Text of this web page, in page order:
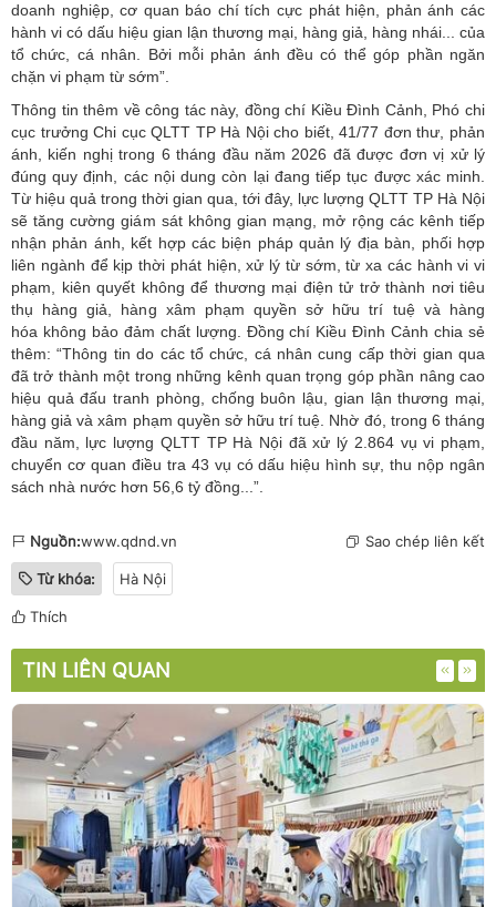
doanh nghiệp, cơ quan báo chí tích cực phát hiện, phản ánh các
hành vi có dấu hiệu gian lận thương mại, hàng giả, hàng nhái... của
tổ chức, cá nhân. Bởi mỗi phản ánh đều có thể góp phần ngăn
chặn vi phạm từ sớm”.
Thông tin thêm về công tác này, đồng chí Kiều Đình Cảnh, Phó chi
cục trưởng Chi cục QLTT TP Hà Nội cho biết, 41/77 đơn thư, phản
ánh, kiến nghị trong 6 tháng đầu năm 2026 đã được đơn vị xử lý
đúng quy định, các nội dung còn lại đang tiếp tục được xác minh.
Từ hiệu quả trong thời gian qua, tới đây, lực lượng QLTT TP Hà Nội
sẽ tăng cường giám sát không gian mạng, mở rộng các kênh tiếp
nhận phản ánh, kết hợp các biện pháp quản lý địa bàn, phối hợp
liên ngành để kịp thời phát hiện, xử lý từ sớm, từ xa các hành vi vi
phạm, kiên quyết không để thương mại điện tử trở thành nơi tiêu
thụ hàng giả, hàng xâm phạm quyền sở hữu trí tuệ và hàng
hóa không bảo đảm chất lượng. Đồng chí Kiều Đình Cảnh chia sẻ
thêm: “Thông tin do các tổ chức, cá nhân cung cấp thời gian qua
đã trở thành một trong những kênh quan trọng góp phần nâng cao
hiệu quả đấu tranh phòng, chống buôn lậu, gian lận thương mại,
hàng giả và xâm phạm quyền sở hữu trí tuệ. Nhờ đó, trong 6 tháng
đầu năm, lực lượng QLTT TP Hà Nội đã xử lý 2.864 vụ vi phạm,
chuyển cơ quan điều tra 43 vụ có dấu hiệu hình sự, thu nộp ngân
sách nhà nước hơn 56,6 tỷ đồng...”.
Nguồn:www.qdnd.vn Sao chép liên kết
Từ khóa: Hà Nội
Thích
TIN LIÊN QUAN